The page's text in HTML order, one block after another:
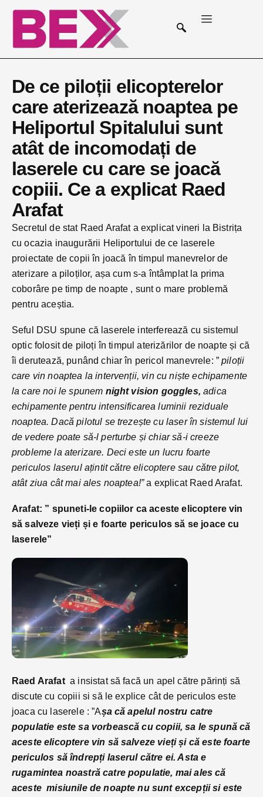
De ce piloții elicopterelor
care aterizează noaptea pe
Heliportul Spitalului sunt
atât de incomodați de
laserele cu care se joacă
copiii. Ce a explicat Raed
Arafat
Secretul de stat Raed Arafat a explicat vineri la Bistrița
cu ocazia inaugurării Heliportului de ce laserele
proiectate de copii în joacă în timpul manevrelor de
aterizare a piloților, așa cum s-a întâmplat la prima
coborâre pe timp de noapte , sunt o mare problemă
pentru aceștia.
Seful DSU spune că laserele interferează cu sistemul
optic folosit de piloți în timpul aterizărilor de noapte și că
îi derutează, punând chiar în pericol manevrele: ”piloții
care vin noaptea la intervenții, vin cu niște echipamente
la care noi le spunem night vision goggles, adica
echipamente pentru intensificarea luminii reziduale
noaptea. Dacă pilotul se trezește cu laser în sistemul lui
de vedere poate să-l perturbe și chiar să-i creeze
probleme la aterizare. Deci este un lucru foarte
periculos laserul ațintit către elicoptere sau către pilot,
atât ziua cât mai ales noaptea!”a explicat Raed Arafat.
Arafat: ” spuneti-le copiilor ca aceste elicoptere vin
să salveze vieți și e foarte periculos să se joace cu
laserele”
Raed Arafat a insistat să facă un apel către părinți să
discute cu copiii si să le explice cât de periculos este
joaca cu laserele : ”Așa că apelul nostru catre
populatie este sa vorbească cu copiii, sa le spună că
aceste elicoptere vin să salveze vieți și că este foarte
periculos să îndrepți laserul către ei. Asta e
rugamintea noastră catre populatie, mai ales că
aceste misiunile de noapte nu sunt excepții si este